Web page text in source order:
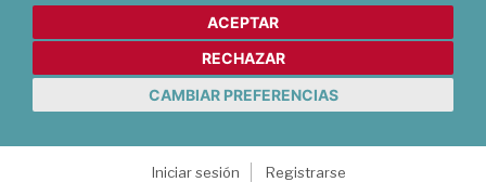
ACEPTAR
RECHAZAR
CAMBIAR PREFERENCIAS
Iniciar sesión
Registrarse